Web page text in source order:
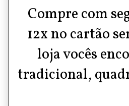
Compre com
12x no cartão
loja vocês
tradicional,